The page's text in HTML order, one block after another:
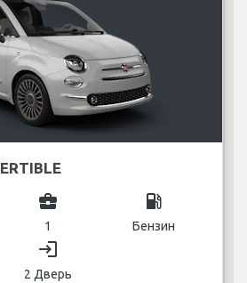
business_center
1
local_gas_station
Бензин
login
2 Дверь